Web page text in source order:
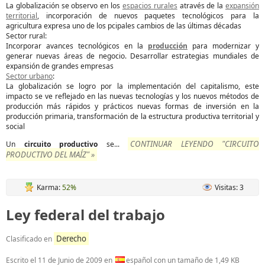
La globalización se observo en los espacios rurales através de laexpansión
territorial, incorporación de nuevos paquetes tecnológicos para la
agricultura expresa uno de los pcipales cambios de las últimas décadas
Sector rural:
Incorporar avances tecnológicos en la producción para modernizar y
generar nuevas áreas de negocio. Desarrollar estrategias mundiales de
expansión de grandes empresas
Sector urbano:
La globalización se logro por la implementación del capitalismo, este
impacto se ve reflejado en las nuevas tecnologías y los nuevos métodos de
producción más rápidos y prácticos nuevas formas de inversión en la
producción primaria, transformación de la estructura productiva territorial y
social
Un circuito productivo se...
CONTINUAR LEYENDO "CIRCUITO
PRODUCTIVO DEL MAÍZ" »
Karma:52% Visitas: 3
Ley federal del trabajo
Clasificado en Derecho
Escrito el 11 de Junio de 2009en español con un tamaño de 1,49 KB